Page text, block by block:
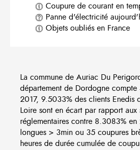
Coupure de courant en
Panne d'électricité
Objets oubliés en France
La commune de Auriac Du
département de Dordogne compte
2017, 9.5033% des clients Enedis
Loire sont en écart par rapport aux
réglementaires contre 8.3083%
longues > 3min ou 35 coupures
heures de durée cumulée de